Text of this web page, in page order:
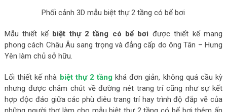
Phối cảnh 3D mẫu biệt thự 2 tầng có bể bơi
Mẫu thiết kế biệt thự 2 tầng có bể bơi được thiết kế mang
phong cách Châu Âu sang trọng và đẳng cấp do ông Tân – Hưng
Yên làm chủ sở hữu.
Lối thiết kế nhà biệt thự 2 tầng khá đơn giản, không quá cầu kỳ
nhưng được chăm chút về đường nét trang trí cũng như sự kết
hợp độc đáo giữa các phù điêu trang trí hay trình độ đắp vẽ của